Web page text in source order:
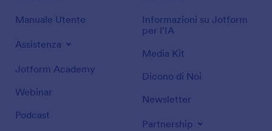
Manuale Utente
Assistenza
Jotform Academy
Webinar
Podcast
Informazioni su Jotform
per l'IA
Media Kit
Dicono di Noi
Newsletter
Partnership